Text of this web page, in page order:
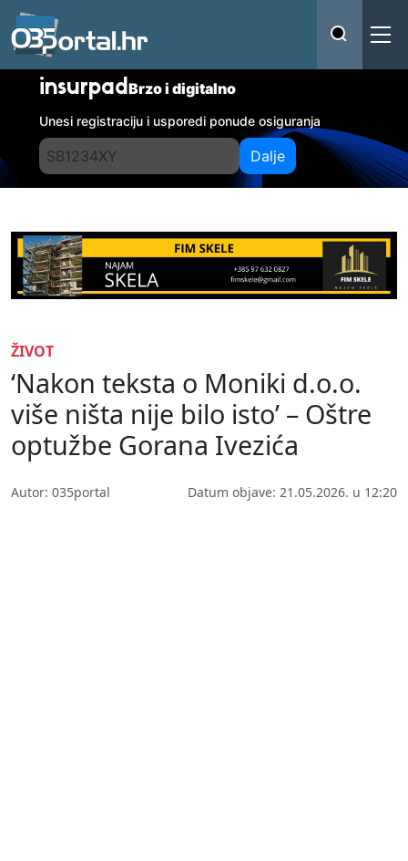
insurpadBrzo i digitalno
Unesi registraciju i usporedi ponude osiguranja
Dalje
ŽIVOT
‘Nakon teksta o Moniki d.o.o.
više ništa nije bilo isto’ – Oštre
optužbe Gorana Ivezića
Autor: 035portal Datum objave: 21.05.2026. u 12:20